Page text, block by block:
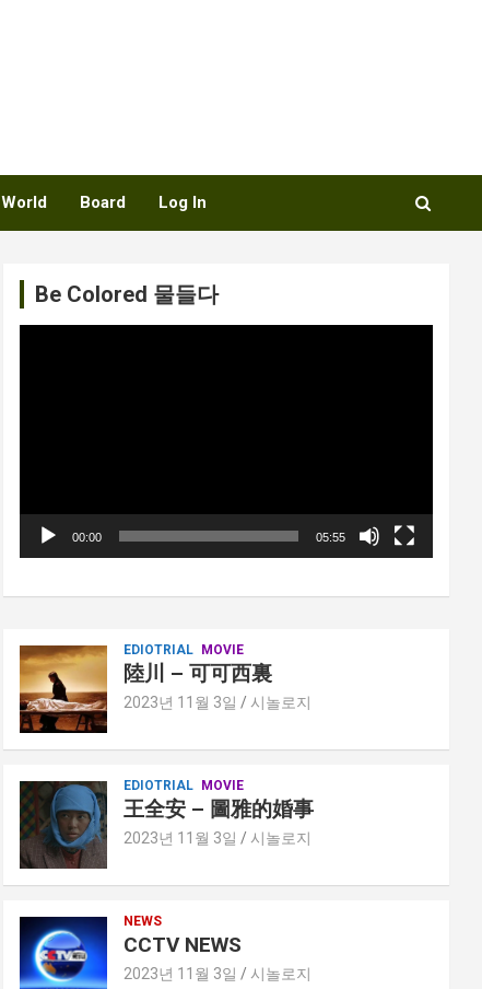
World Board Log In
Be Colored 물들다
00:00 05:55
EDIOTRIAL MOVIE
陸川 – 可可西裏
2023년 11월 3일 시놀로지
EDIOTRIAL MOVIE
王全安 – 圖雅的婚事
2023년 11월 3일 시놀로지
NEWS
CCTV NEWS
2023년 11월 3일 시놀로지